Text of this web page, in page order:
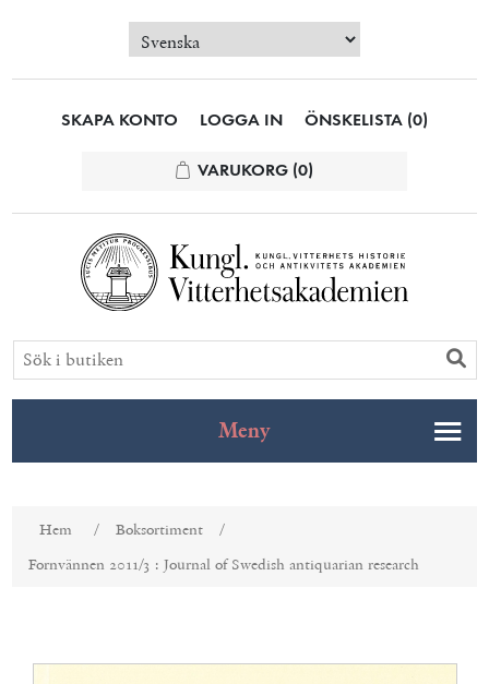
SKAPA KONTO LOGGA IN ÖNSKELISTA (0)
VARUKORG (0)
Meny
Hem / Boksortiment
/
Fornvännen 2011/3 : Journal of Swedish antiquarian research